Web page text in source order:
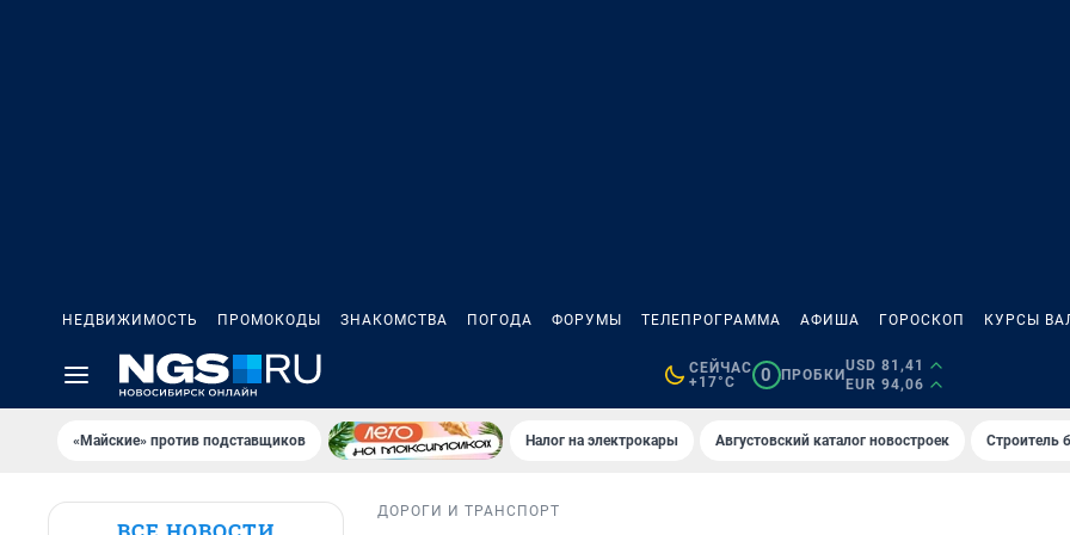
НЕДВИЖИМОСТЬ ПРОМОКОДЫ ЗНАКОМСТВА ПОГОДА ФОРУМЫ ТЕЛЕПРОГРАММА АФИША ГОРОСКОП КУРСЫ
СЕЙЧАС
+17°C
0 ПРОБКИ
USD 81,41
EUR 94,06
«Майские» против подставщиков Налог на электрокары Августовский каталог новостроек Строитель
ДОРОГИ И ТРАНСПОРТ